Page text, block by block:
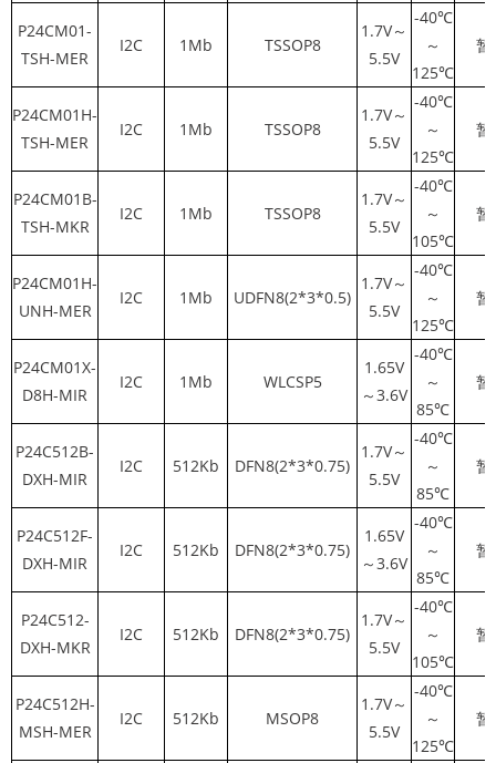
P24CM01-
TSH-MER
I2C 1Mb TSSOP8
1.7V～
5.5V
-40℃
～
125℃
暂
P24CM01H-
TSH-MER
I2C 1Mb TSSOP8
1.7V～
5.5V
-40℃
～
125℃
暂
P24CM01B-
TSH-MKR
I2C 1Mb TSSOP8
1.7V～
5.5V
-40℃
～
105℃
暂
P24CM01H-
UNH-MER
I2C 1Mb UDFN8(2*3*0.5)
1.7V～
5.5V
-40℃
～
125℃
暂
P24CM01X-
D8H-MIR
I2C 1Mb WLCSP5
1.65V
～3.6V
-40℃
～
85℃
暂
P24C512B-
DXH-MIR
I2C 512Kb DFN8(2*3*0.75)
1.7V～
5.5V
-40℃
～
85℃
暂
P24C512F-
DXH-MIR
I2C 512Kb DFN8(2*3*0.75)
1.65V
～3.6V
-40℃
～
85℃
暂
P24C512-
DXH-MKR
I2C 512Kb DFN8(2*3*0.75)
1.7V～
5.5V
-40℃
～
105℃
暂
P24C512H-
MSH-MER
I2C 512Kb MSOP8
1.7V～
5.5V
-40℃
～
125℃
暂